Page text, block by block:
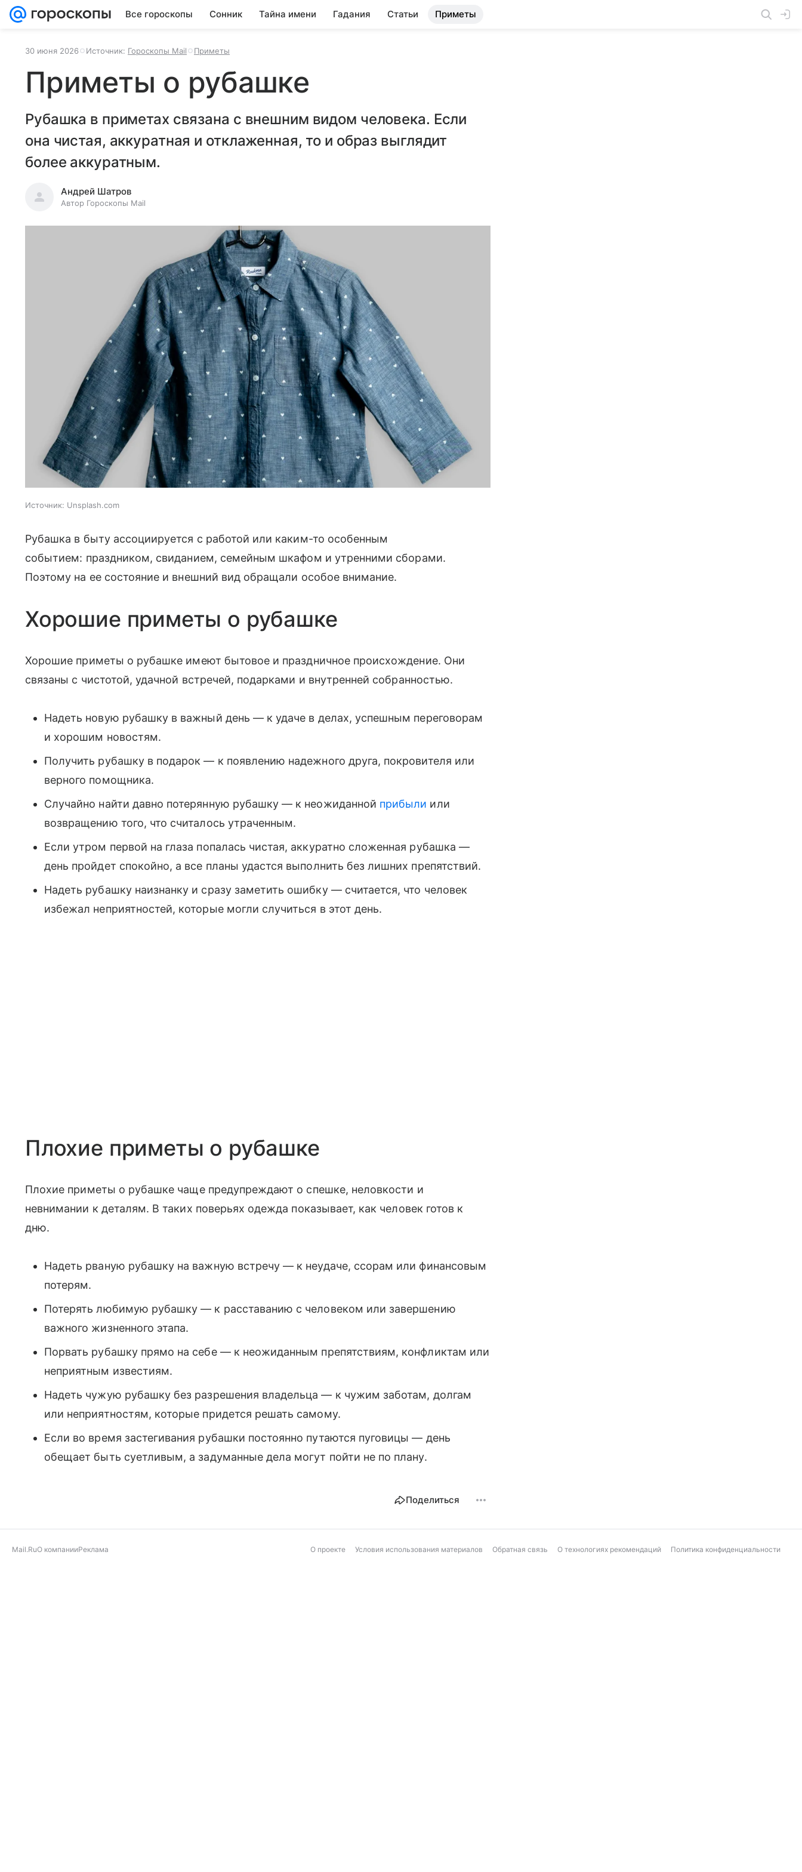
Все гороскопы Сонник Тайна имени Гадания Статьи Приметы
30 июня 2026 Источник: Гороскопы Mail Приметы
Приметы о рубашке
Рубашка в приметах связана с внешним видом человека. Если
она чистая, аккуратная и отклаженная, то и образ выглядит
более аккуратным.
Андрей Шатров
Автор Гороскопы Mail
Источник: Unsplash.com
Рубашка в быту ассоциируется с работой или каким-то особенным
событием: праздником, свиданием, семейным шкафом и утренними сборами.
Поэтому на ее состояние и внешний вид обращали особое внимание.
Хорошие приметы о рубашке
Хорошие приметы о рубашке имеют бытовое и праздничное происхождение. Они
связаны с чистотой, удачной встречей, подарками и внутренней собранностью.
Надеть новую рубашку в важный день — к удаче в делах, успешным переговорам
и хорошим новостям.
Получить рубашку в подарок — к появлению надежного друга, покровителя или
верного помощника.
Случайно найти давно потерянную рубашку — к неожиданной прибыли или
возвращению того, что считалось утраченным.
Если утром первой на глаза попалась чистая, аккуратно сложенная рубашка —
день пройдет спокойно, а все планы удастся выполнить без лишних препятствий.
Надеть рубашку наизнанку и сразу заметить ошибку — считается, что человек
избежал неприятностей, которые могли случиться в этот день.
Плохие приметы о рубашке
Плохие приметы о рубашке чаще предупреждают о спешке, неловкости и
невнимании к деталям. В таких поверьях одежда показывает, как человек готов к
дню.
Надеть рваную рубашку на важную встречу — к неудаче, ссорам или финансовым
потерям.
Потерять любимую рубашку — к расставанию с человеком или завершению
важного жизненного этапа.
Порвать рубашку прямо на себе — к неожиданным препятствиям, конфликтам или
неприятным известиям.
Надеть чужую рубашку без разрешения владельца — к чужим заботам, долгам
или неприятностям, которые придется решать самому.
Если во время застегивания рубашки постоянно путаются пуговицы — день
обещает быть суетливым, а задуманные дела могут пойти не по плану.
Поделиться
Mail.RuО компанииРеклама О проекте Условия использования материалов Обратная связь О технологиях рекомендаций Политика конфиденциальности